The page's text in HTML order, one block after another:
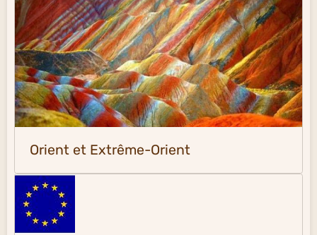
Orient et Extrême-Orient